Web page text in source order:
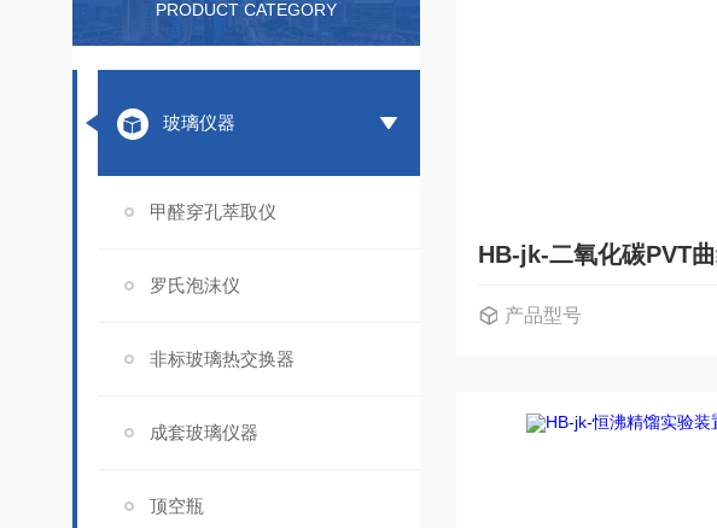
PRODUCT CATEGORY
玻璃仪器
甲醛穿孔萃取仪
罗氏泡沫仪
非标玻璃热交换器
成套玻璃仪器
顶空瓶
产品型号